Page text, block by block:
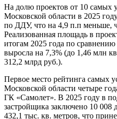
На долю проектов от 10 самых
Московской области в 2025
по ДДУ, что на 4,9 п.п меньше,
Реализованная площадь в
итогам 2025 года по сравнению
выросла на 7,3% (до 1,46 млн
312,2 млрд руб.).
Первое место рейтинга самых
Московской области четыре
ГК «Самолет». В 2025 году в
застройщика заключено 10 008
432,1 тыс. кв. метров, что